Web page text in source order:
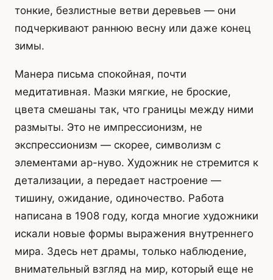
тонкие, безлистные ветви деревьев — они
подчеркивают раннюю весну или даже конец
зимы.
Манера письма спокойная, почти
медитативная. Мазки мягкие, не броские,
цвета смешаны так, что границы между ними
размыты. Это не импрессионизм, не
экспрессионизм — скорее, символизм с
элементами ар-нуво. Художник не стремится к
детализации, а передает настроение —
тишину, ожидание, одиночество. Работа
написана в 1908 году, когда многие художники
искали новые формы выражения внутреннего
мира. Здесь нет драмы, только наблюдение,
внимательный взгляд на мир, который еще не